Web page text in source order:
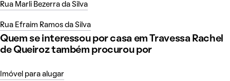
Rua Marli Bezerra da Silva
Rua Efraim Ramos da Silva
Quem se interessou por casa em Travessa Rachel
de Queiroz também procurou por
Imóvel para alugar